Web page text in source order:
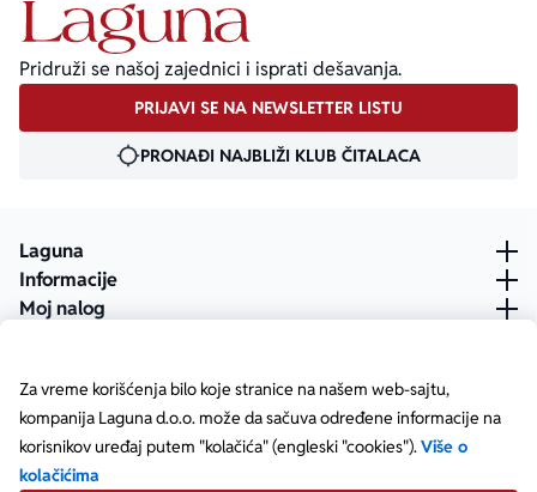
Za vreme korišćenja bilo koje stranice na našem web-sajtu,
kompanija Laguna d.o.o. može da sačuva određene informacije na
korisnikov uređaj putem "kolačića" (engleski "cookies").Više o
kolačićima
Pridruži se našoj zajednici i isprati dešavanja.
PRIJAVI SE NA NEWSLETTER LISTU
PRONAĐI NAJBLIŽI KLUB ČITALACA
Laguna
Informacije
Moj nalog